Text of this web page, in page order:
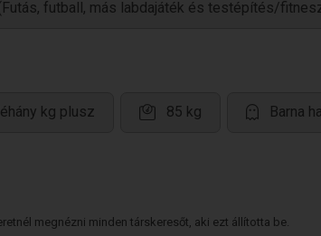
futball, más labdajáték és testépítés/
kg plusz 85 kg Barna
megnézni minden társkeresőt, aki ezt állította be.